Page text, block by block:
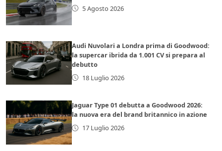
5 Agosto 2026
Audi Nuvolari a Londra prima di Goodwood:
la supercar ibrida da 1.001 CV si prepara al
debutto
18 Luglio 2026
Jaguar Type 01 debutta a Goodwood 2026:
la nuova era del brand britannico in azione
17 Luglio 2026